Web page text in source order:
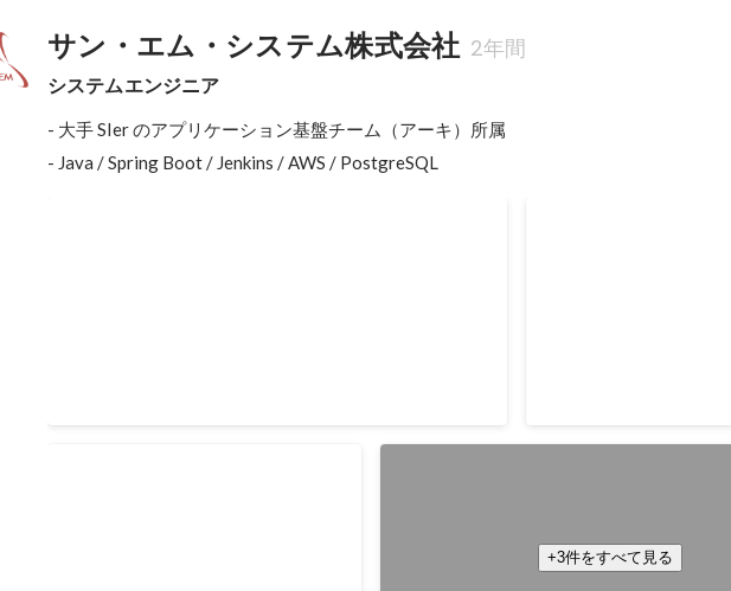
サン・エム・システム株式会社 2年間
システムエンジニア
- 大手 SIer のアプリケーション基盤チーム（アーキ）所属
- Java / Spring Boot / Jenkins / AWS / PostgreSQL
ストレージIF用の部品などサーバサイド共通
しました。 Java / Spring
+3件をすべて見る